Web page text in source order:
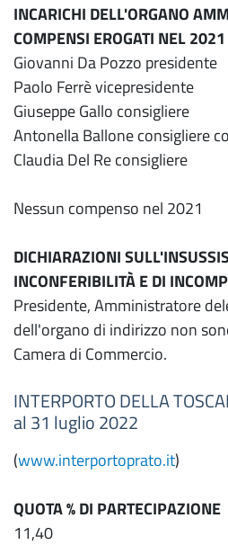
INCARICHI DELL'ORGANO
COMPENSI EROGATI NEL 2021
Giovanni Da Pozzo presidente
Paolo Ferrè vicepresidente
Giuseppe Gallo consigliere
Antonella Ballone consigliere
Claudia Del Re consigliere
Nessun compenso nel 2021
DICHIARAZIONI
INCONFERIBILITÀ E DI
Presidente, Amministratore
dell'organo di indirizzo non
Camera di Commercio.
INTERPORTO DELLA
al 31 luglio 2022
(www.interportoprato.it)
QUOTA % DI PARTECIPAZIONE
11,40